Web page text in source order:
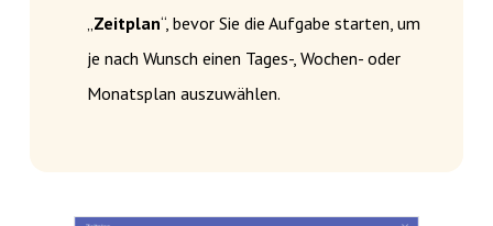
Zeitplan“, bevor Sie die Aufgabe starten, um
je nach Wunsch einen Tages-, Wochen- oder
Monatsplan auszuwählen.